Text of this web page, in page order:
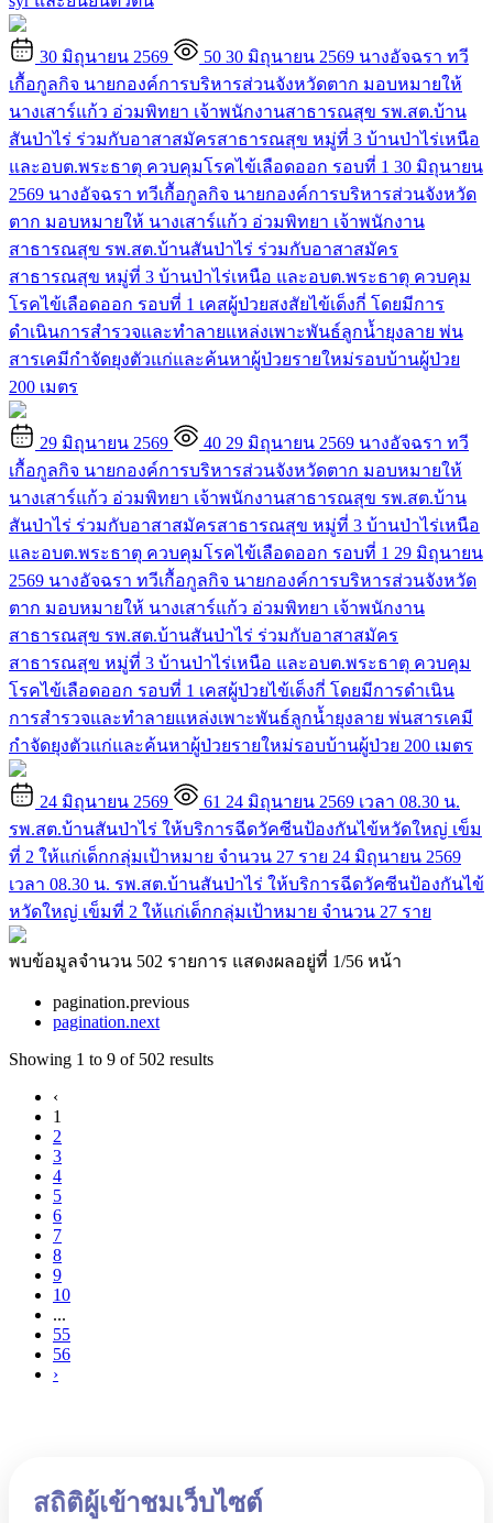
30 มิถุนายน 2569 50 30 มิถุนายน 2569 นางอัจฉรา ทวี
เกื้อกูลกิจ นายกองค์การบริหารส่วนจังหวัดตาก มอบหมายให้
นางเสาร์แก้ว อ่วมพิทยา เจ้าพนักงานสาธารณสุข รพ.สต.บ้าน
สันป่าไร่ ร่วมกับอาสาสมัครสาธารณสุข หมู่ที่ 3 บ้านป่าไร่เหนือ
และอบต.พระธาตุ ควบคุมโรคไข้เลือดออก รอบที่ 1 30 มิถุนายน
2569 นางอัจฉรา ทวีเกื้อกูลกิจ นายกองค์การบริหารส่วนจังหวัด
ตาก มอบหมายให้ นางเสาร์แก้ว อ่วมพิทยา เจ้าพนักงาน
สาธารณสุข รพ.สต.บ้านสันป่าไร่ ร่วมกับอาสาสมัคร
สาธารณสุข หมู่ที่ 3 บ้านป่าไร่เหนือ และอบต.พระธาตุ ควบคุม
โรคไข้เลือดออก รอบที่ 1 เคสผู้ป่วยสงสัยไข้เด็งกี่ โดยมีการ
ดำเนินการสำรวจและทำลายแหล่งเพาะพันธ์ลูกน้ำยุงลาย พ่น
สารเคมีกำจัดยุงตัวแก่และค้นหาผู้ป่วยรายใหม่รอบบ้านผู้ป่วย
200 เมตร
29 มิถุนายน 2569 40 29 มิถุนายน 2569 นางอัจฉรา ทวี
เกื้อกูลกิจ นายกองค์การบริหารส่วนจังหวัดตาก มอบหมายให้
นางเสาร์แก้ว อ่วมพิทยา เจ้าพนักงานสาธารณสุข รพ.สต.บ้าน
สันป่าไร่ ร่วมกับอาสาสมัครสาธารณสุข หมู่ที่ 3 บ้านป่าไร่เหนือ
และอบต.พระธาตุ ควบคุมโรคไข้เลือดออก รอบที่ 1 29 มิถุนายน
2569 นางอัจฉรา ทวีเกื้อกูลกิจ นายกองค์การบริหารส่วนจังหวัด
ตาก มอบหมายให้ นางเสาร์แก้ว อ่วมพิทยา เจ้าพนักงาน
สาธารณสุข รพ.สต.บ้านสันป่าไร่ ร่วมกับอาสาสมัคร
สาธารณสุข หมู่ที่ 3 บ้านป่าไร่เหนือ และอบต.พระธาตุ ควบคุม
โรคไข้เลือดออก รอบที่ 1 เคสผู้ป่วยไข้เด็งกี่ โดยมีการดำเนิน
การสำรวจและทำลายแหล่งเพาะพันธ์ลูกน้ำยุงลาย พ่นสารเคมี
กำจัดยุงตัวแก่และค้นหาผู้ป่วยรายใหม่รอบบ้านผู้ป่วย 200 เมตร
24 มิถุนายน 2569 61 24 มิถุนายน 2569 เวลา 08.30 น.
รพ.สต.บ้านสันป่าไร่ ให้บริการฉีดวัคซีนป้องกันไข้หวัดใหญ่ เข็ม
ที่ 2 ให้แก่เด็กกลุ่มเป้าหมาย จำนวน 27 ราย 24 มิถุนายน 2569
เวลา 08.30 น. รพ.สต.บ้านสันป่าไร่ ให้บริการฉีดวัคซีนป้องกันไข้
หวัดใหญ่ เข็มที่ 2 ให้แก่เด็กกลุ่มเป้าหมาย จำนวน 27 ราย
พบข้อมูลจำนวน 502 รายการ แสดงผลอยู่ที่ 1/56 หน้า
pagination.previous
pagination.next
Showing 1 to 9 of 502 results
‹
1
2
3
4
5
6
7
8
9
10
...
55
56
›
สถิติผู้เข้าชมเว็บไซต์